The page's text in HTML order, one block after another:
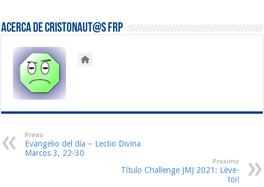
Acerca de Cristonaut@s FRP
Previo
Evangelio del día – Lectio Divina
Marcos 3, 22-30
Proximo
Título Challenge JMJ 2021: Lève-
toi!